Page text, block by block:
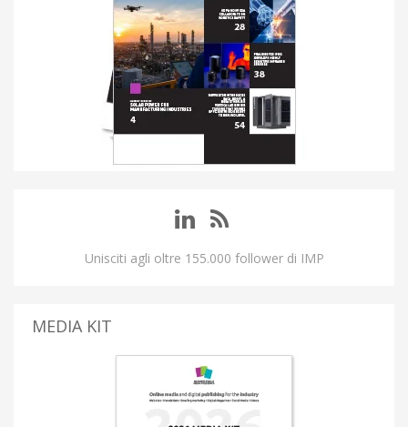
Unisciti agli oltre 155.000 follower di IMP
MEDIA KIT